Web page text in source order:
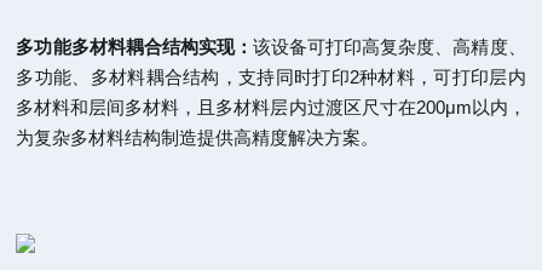
多功能多材料耦合结构实现： 该设备可打印高复杂度、高精度、
多功能、多材料耦合结构，支持同时打印2种材料，可打印层内
多材料和层间多材料，且多材料层内过渡区尺寸在200μm以内，
为复杂多材料结构制造提供高精度解决方案。